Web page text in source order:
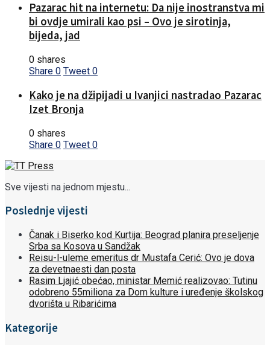
Pazarac hit na internetu: Da nije inostranstva mi
bi ovdje umirali kao psi – Ovo je sirotinja,
bijeda, jad
0 shares
Share 0 Tweet 0
Kako je na džipijadi u Ivanjici nastradao Pazarac
Izet Bronja
0 shares
Share 0 Tweet 0
Sve vijesti na jednom mjestu...
Poslednje vijesti
Čanak i Biserko kod Kurtija: Beograd planira preseljenje
Srba sa Kosova u Sandžak
Reisu-l-uleme emeritus dr Mustafa Cerić: Ovo je dova
za devetnaesti dan posta
Rasim Ljajić obećao, ministar Memić realizovao: Tutinu
odobreno 55miliona za Dom kulture i uređenje školskog
dvorišta u Ribarićima
Kategorije